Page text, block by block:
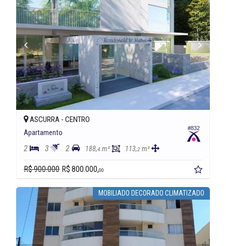
#832
ASCURRA - CENTRO
Apartamento
2 3 2 188,4 m² 113,2 m²
R$ 900.000 R$ 800.000,00
MOBILIADO DECORADO CLIMATIZADO